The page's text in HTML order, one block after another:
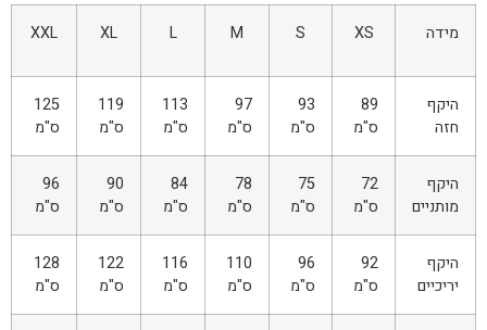
מידה XS
S
M
L
XL
XXL
היקף
חזה
89
ס"מ
93
ס"מ
97
ס"מ
113
ס"מ
119
ס"מ
125
ס"מ
היקף
מותניים
72
ס"מ
75
ס"מ
78
ס"מ
84
ס"מ
90
ס"מ
96
ס"מ
היקף
יריכיים
92
ס"מ
96
ס"מ
110
ס"מ
116
ס"מ
122
ס"מ
128
ס"מ